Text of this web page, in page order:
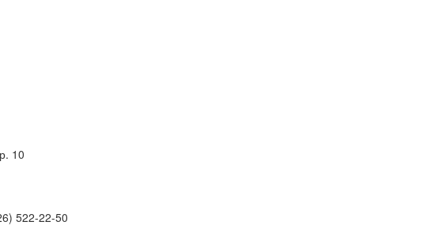
10
522-22-50